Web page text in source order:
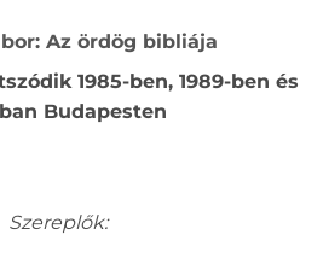
Az ördög bibliája
1985-ben, 1989-ben és
ban Budapesten
Szereplők: